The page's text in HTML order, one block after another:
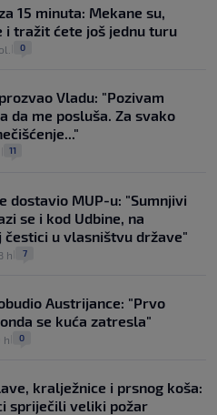
15 minuta: Mekane su,
i tražit ćete još jednu turu
0
Vladu: "Pozivam
da me posluša. Za svako
11
dostavio MUP-u: "Sumnjivi
se i kod Udbine, na
čestici u vlasništvu države"
h 7
Austrijance: "Prvo
se kuća zatresla"
h 0
kralježnice i prsnog koša:
spriječili veliki požar